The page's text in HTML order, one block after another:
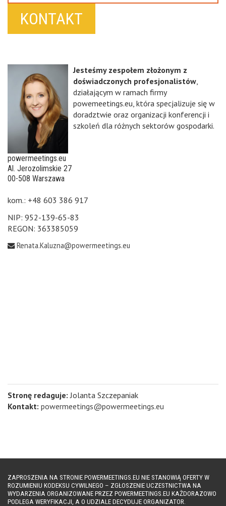
KONTAKT
Jesteśmy zespołem złożonym z
doświadczonych profesjonalistów
działającym w ramach firmy
powemeetings.eu, która specjalizuje się w
doradztwie oraz organizacji konferencji i
szkoleń dla różnych sektorów gospodarki.
powermeetings.eu
Al. Jerozolimskie 27
00-508 Warszawa
kom.: +48 603 386 917
NIP: 952-139-65-83
REGON: 363385059
Renata.Kaluzna@powermeetings.eu
Stronę redaguje: Jolanta Szczepaniak
Kontakt: powermeetings@powermeetings.eu
ZAPROSZENIA NA STRONIE POWERMEETINGS.EU NIE STANOWIĄ OFERTY W
ROZUMIENIU KODEKSU CYWILNEGO – ZGŁOSZENIE UCZESTNICTWA NA
WYDARZENIA ORGANIZOWANE PRZEZ POWERMEETINGS.EU KAŻDORAZOWO
PODLEGA WERYFIKACJI, A O UDZIALE DECYDUJE ORGANIZATOR.